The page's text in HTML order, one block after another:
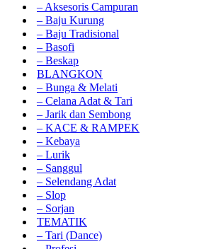
– Aksesoris Campuran
– Baju Kurung
– Baju Tradisional
– Basofi
– Beskap
BLANGKON
– Bunga & Melati
– Celana Adat & Tari
– Jarik dan Sembong
– KACE & RAMPEK
– Kebaya
– Lurik
– Sanggul
– Selendang Adat
– Slop
– Sorjan
TEMATIK
– Tari (Dance)